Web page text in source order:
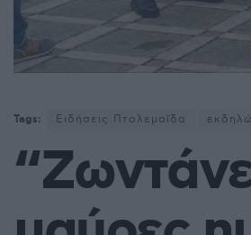
Tags: Ειδήσεις Πτολεμαΐδα